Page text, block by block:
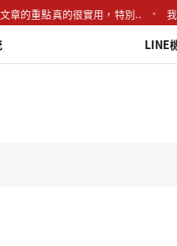
點真的很實用，特別.. 我覺得
LINE